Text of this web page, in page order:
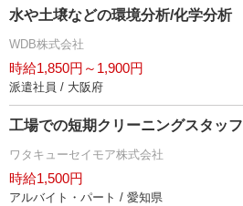
水や土壌などの環境分析/化学分析
WDB株式会社
時給1,850円～1,900円
派遣社員 / 大阪府
工場での短期クリーニングスタッフ
ワタキューセイモア株式会社
時給1,500円
アルバイト・パート / 愛知県